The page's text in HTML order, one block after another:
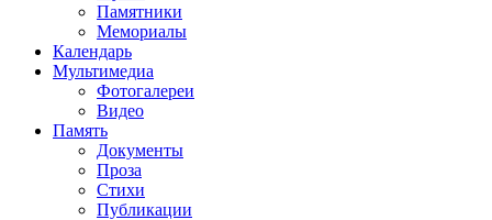
Памятники
Мемориалы
Календарь
Мультимедиа
Фотогалереи
Видео
Память
Документы
Проза
Стихи
Публикации